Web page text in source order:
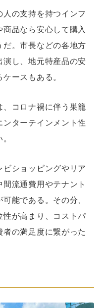
の支持を持つインフ
品なら安心して購入
だ。市長などの各地方
演し、地元特産品の安
ースもある。
コロナ禍に伴う巣籠
ンターテインメント性
ビショッピングやリア
流通費用やテナント
能である。その分、
が高まり、コストパ
の満足度に繋がった